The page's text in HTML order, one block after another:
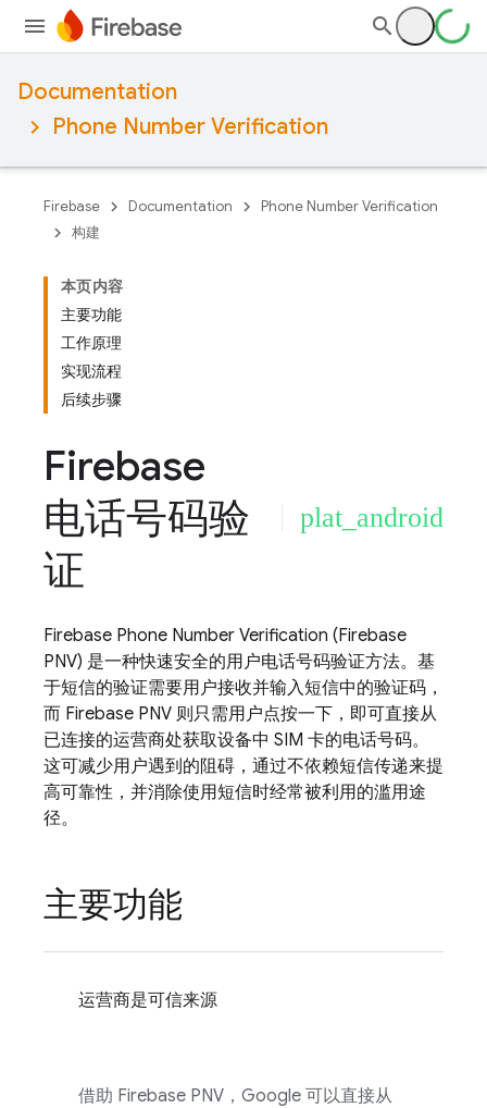
Documentation
Phone Number Verification
Firebase Documentation
Phone Number Verification
构建
本页内容
主要功能
工作原理
实现流程
后续步骤
Firebase
电话号码验
证
plat_android
Firebase Phone Number Verification (Firebase
PNV) 是一种快速安全的用户电话号码验证方法。基
于短信的验证需要用户接收并输入短信中的验证码，
而 Firebase PNV 则只需用户点按一下，即可直接从
已连接的运营商处获取设备中 SIM 卡的电话号码。
这可减少用户遇到的阻碍，通过不依赖短信传递来提
高可靠性，并消除使用短信时经常被利用的滥用途
径。
主要功能
运营商是可信来源
借助 Firebase PNV ，Google 可以直接从